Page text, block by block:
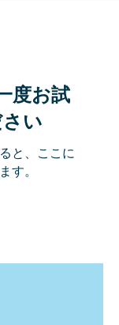
度お試
い
と、ここに
す。